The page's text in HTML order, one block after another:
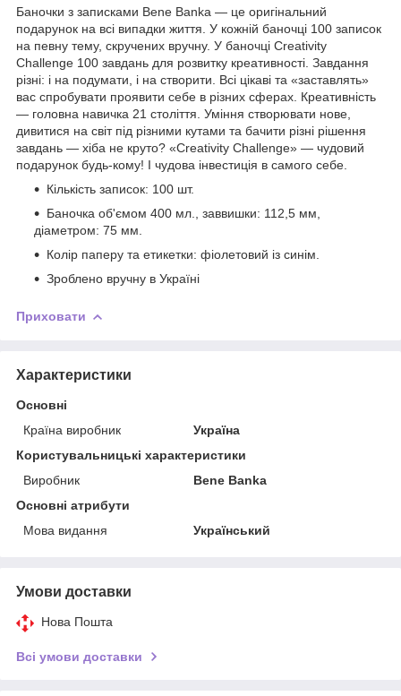
Баночки з записками Bene Banka — це оригінальний
подарунок на всі випадки життя. У кожній баночці 100 записок
на певну тему, скручених вручну. У баночці Creativity
Challenge 100 завдань для розвитку креативності. Завдання
різні: і на подумати, і на створити. Всі цікаві та «заставлять»
вас спробувати проявити себе в різних сферах. Креативність
— головна навичка 21 століття. Уміння створювати нове,
дивитися на світ під різними кутами та бачити різні рішення
завдань — хіба не круто? «Creativity Challenge» — чудовий
подарунок будь-кому! І чудова інвестиція в самого себе.
Кількість записок: 100 шт.
Баночка об'ємом 400 мл., заввишки: 112,5 мм,
діаметром: 75 мм.
Колір паперу та етикетки: фіолетовий із синім.
Зроблено вручну в Україні
Приховати
Характеристики
Основні
Країна виробник
Україна
Користувальницькі характеристики
Виробник
Bene Banka
Основні атрибути
Мова видання
Український
Умови доставки
Нова Пошта
Всі умови доставки